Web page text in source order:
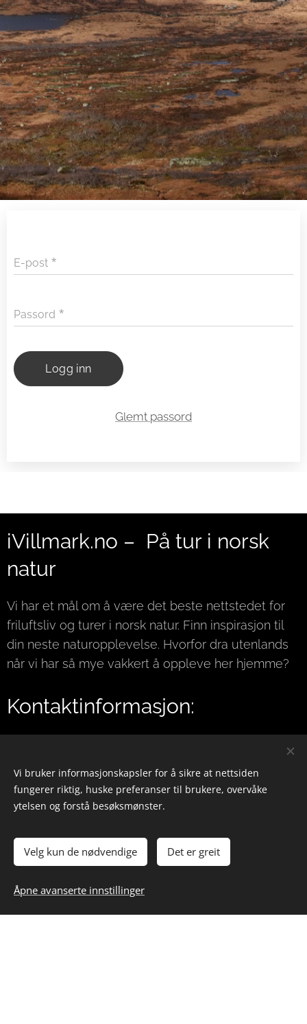
E-post
Passord
Logg inn
Glemt passord
iVillmark.no – På tur i norsk
natur
Vi har et mål om å være det beste nettstedet for
friluftsliv og turer i norsk natur. Finn inspirasjon til
din neste naturopplevelse. Hvorfor dra utenlands
når vi har så mye vakkert å oppleve her hjemme?
Kontaktinformasjon:
Nettstedkart:
Forside
Inspirasjon
Kunnskap
Om oss
Vi bruker informasjonskapsler for å sikre at nettsiden
fungerer riktig, huske preferanser til brukere, overvåke
ytelsen og forstå besøksmønster.
Velg kun de nødvendige Det er greit
Åpne avanserte innstillinger